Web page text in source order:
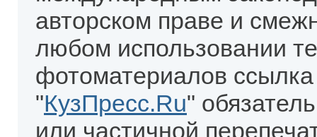
авторском праве и
любом использовании
фотоматериалов
"КузПресс.Ru"
или частичной